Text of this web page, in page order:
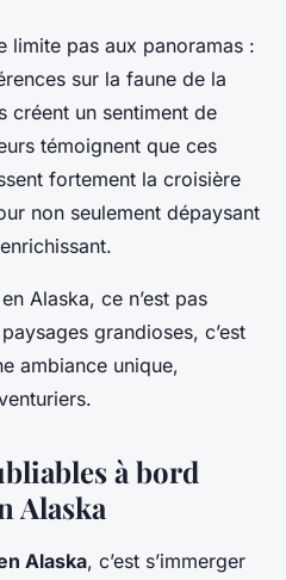
limite pas aux panoramas :
sur la faune de la
créent un sentiment de
témoignent que ces
fortement la croisière
non seulement dépaysant
Alaska, ce n’est pas
grandioses, c’est
ambiance unique,
à bord
Alaska
Alaska, c’est s’immerger